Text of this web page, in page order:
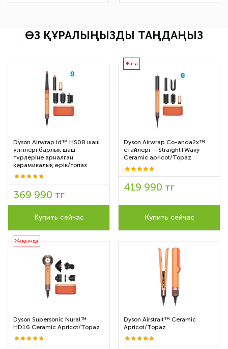
ӨЗ ҚҰРАЛЫҢЫЗДЫ ТАҢДАҢЫЗ
Dyson Airwrap id™ HS08 шаш
үлгілері барлық шаш
түрлеріне арналған
керамикалық өрік/топаз
369 990 тг
Купить сейчас
Жаңа
Dyson Airwrap Co-anda2x™
стайлері — Straight+Wavy
Ceramic apricot/Topaz
419 990 тг
Купить сейчас
Жақында
Dyson Supersonic Nural™
HD16 Ceramic Apricot/Topaz
Dyson Airstrait™ Ceramic
Apricot/Topaz